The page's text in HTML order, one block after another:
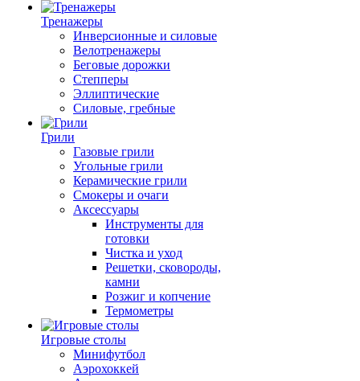
Тренажеры
Инверсионные и силовые
Велотренажеры
Беговые дорожки
Степперы
Эллиптические
Силовые, гребные
Грили
Газовые грили
Угольные грили
Керамические грили
Смокеры и очаги
Аксессуары
Инструменты для
готовки
Чистка и уход
Решетки, сковороды,
камни
Розжиг и копчение
Термометры
Игровые столы
Минифутбол
Аэрохоккей